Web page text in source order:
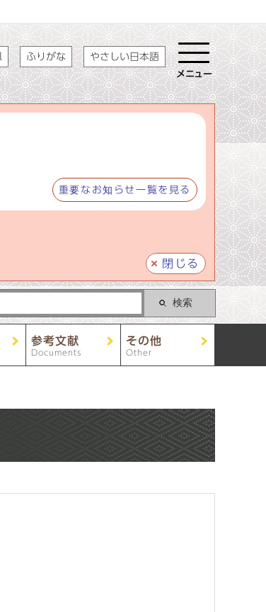
重要なお知らせ一覧を見る
閉じる
ふりがな やさしい日本語
メニュー
検索
参考文献
Documents
その他
Other